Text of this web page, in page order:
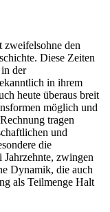
zweifelsohne den
Diese Zeiten
der
in ihrem
heute überaus breit
möglich und
tragen
und
die
zwingen
Dynamik, die auch
als Teilmenge Halt